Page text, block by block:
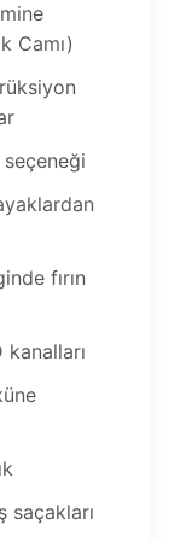
Camı)
fırın
saçakları